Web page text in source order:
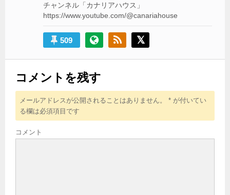
チャンネル「カナリアハウス」
https://www.youtube.com/@canariahouse
509
コメントを残す
メールアドレスが公開されることはありません。 * が付いてい
る欄は必須項目です
コメント